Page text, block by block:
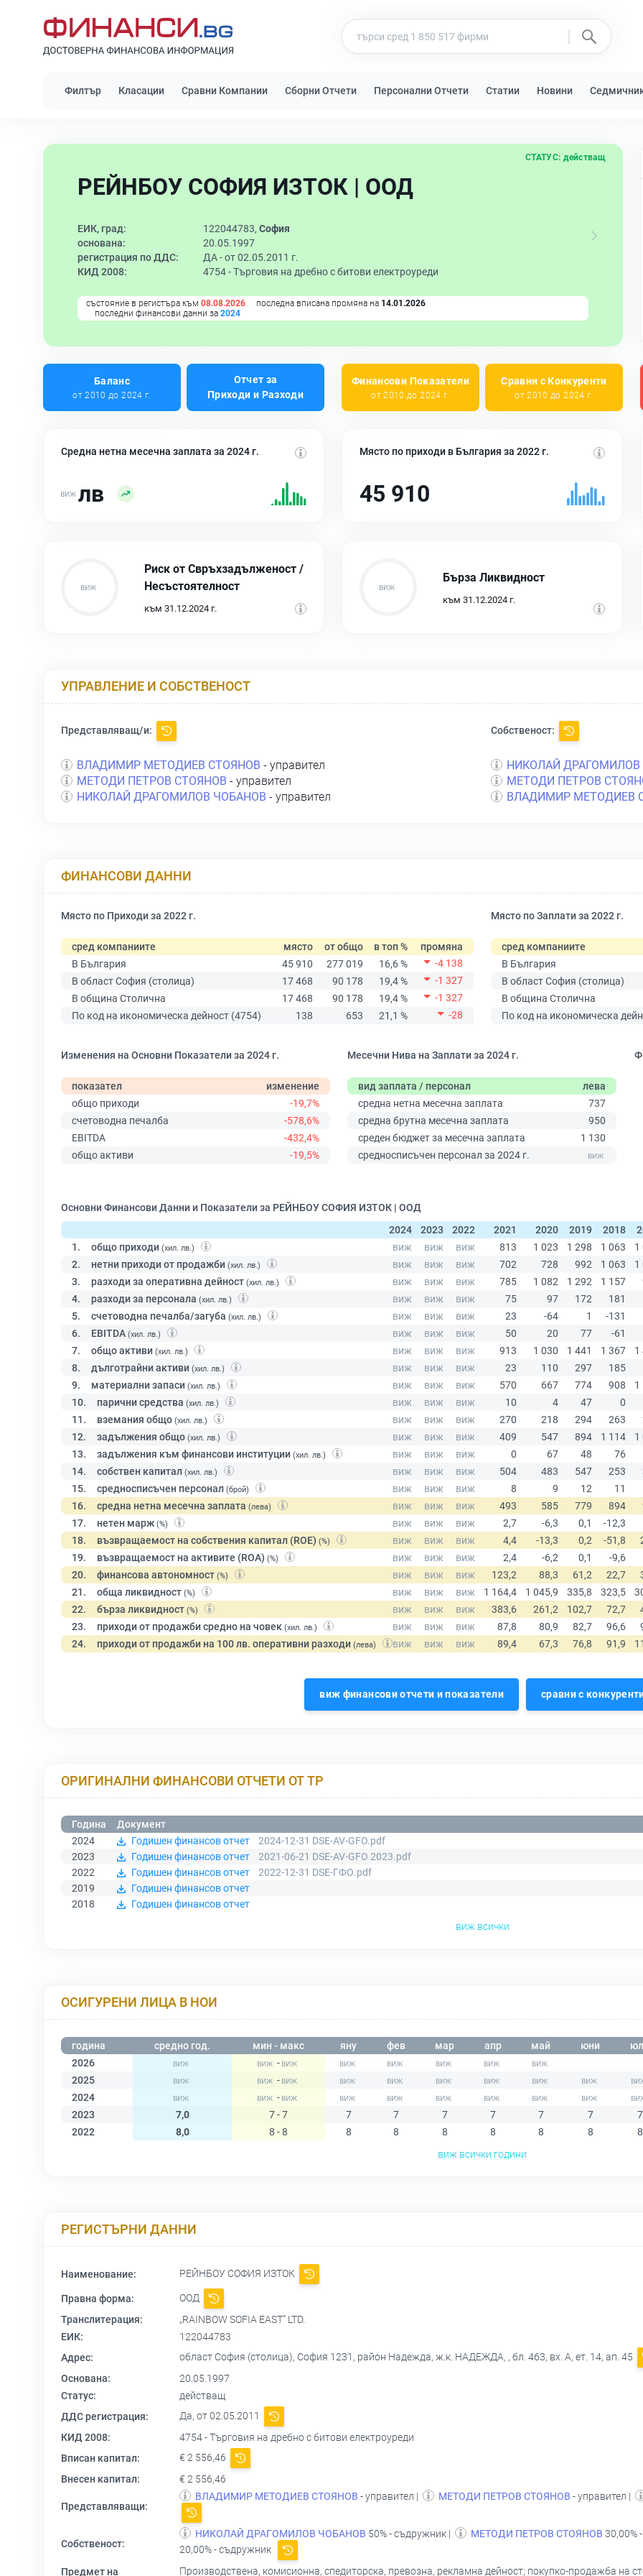
Филтър Класации Сравни Компании Сборни Отчети Персонални Отчети Статии Новини
РЕЙНБОУ СОФИЯ ИЗТОК | ООД
СТАТУС: действащ
ЕИК, град: 122044783, София
основана:
20.05.1997
регистрация по ДДС:
ДА - от 02.05.2011 г.
КИД 2008:
4754 -Търговия на дребно с битови електроуреди
състояние в регистъра към 08.08.2026 последна вписана промяна на 14.01.2026
последни финансови данни за 2024
Баланс
от 2010 до 2024 г.
Отчет за
Приходи и Разходи
Финансови Показатели
от 2010 до 2024 г.
Сравни с Конкуренти
от 2010 до 2024 г.
Средна нетна месечна заплата за 2024 г.
лв
Място по приходи в България за 2022 г.
45 910
Риск от Свръхзадълженост /
Несъстоятелност
към 31.12.2024 г.
Бърза Ликвидност
към 31.12.2024 г.
УПРАВЛЕНИЕ И СОБСТВЕНОСТ
Представляващ/и:
ВЛАДИМИР МЕТОДИЕВ СТОЯНОВ - управител
МЕТОДИ ПЕТРОВ СТОЯНОВ - управител
НИКОЛАЙ ДРАГОМИЛОВ ЧОБАНОВ - управител
Собственост:
НИКОЛАЙ ДРАГОМИЛОВ
МЕТОДИ ПЕТРОВ
ВЛАДИМИР МЕТОДИЕВ
ФИНАНСОВИ ДАННИ
Място по Приходи за 2022 г.
сред компаниите място от общо в топ %
промяна
В България
45 910 277 019 16,6 %
-4 138
В област София (столица)
17 468 90 178 19,4 %
-1 327
В община Столична
17 468 90 178 19,4 %
-1 327
По код на икономическа дейност (4754)
138 653 21,1 % -28
Място по Заплати за 2022 г.
сред компаниите
В България
В област София (столица)
В община Столична
По код на икономическа
Изменения на Основни Показатели за 2024 г.
показател
изменение
общо приходи
-19,7%
счетоводна печалба
-578,6%
EBITDA
-432,4%
общо активи
-19,5%
Месечни Нива на Заплати за 2024 г.
вид заплата / персонал
лева
средна нетна месечна заплата
737
средна брутна месечна заплата
950
среден бюджет за месечна заплата
1 130
средносписъчен персонал за 2024 г.
Основни Финансови Данни и Показатели за РЕЙНБОУ СОФИЯ ИЗТОК | ООД
2024
2023 2022 2021 2020 2019 2018
1.
общо приходи (хил. лв.)
2. нетни приходи от продажби (хил. лв.)
3. разходи за оперативна дейност (хил. лв.)
4. разходи за персонала (хил. лв.)
5. счетоводна печалба/загуба (хил. лв.)
6. EBITDA (хил. лв.)
7. общо активи (хил. лв.)
8. дълготрайни активи (хил. лв.)
9. материални запаси (хил. лв.)
10. парични средства (хил. лв.)
11. вземания общо (хил. лв.)
12. задължения общо (хил. лв.)
13. задължения към финансови институции (хил. лв.)
14. собствен капитал (хил. лв.)
15. средносписъчен персонал (брой)
16. средна нетна месечна заплата (лева)
17. нетен марж (%)
18. възвращаемост на собствения капитал (ROE) (%)
19. възвращаемост на активите (ROA) (%)
20. финансова автономност (%)
21. обща ликвидност (%)
22. бърза ликвидност (%)
23. приходи от продажби средно на човек (хил. лв.)
24. приходи от продажби на 100 лв. оперативни разходи (лева)
виж финансови отчети и показатели сравни с
ОРИГИНАЛНИ ФИНАНСОВИ ОТЧЕТИ ОТ ТР
Година
Документ
2024
Годишен финансов отчет
2024-12-31 DSE-AV-GFO.pdf
2023
Годишен финансов отчет
2021-06-21 DSE-AV-GFO 2023.pdf
2022
Годишен финансов отчет
2022-12-31 DSE-ГФО.pdf
2019
Годишен финансов отчет
2018
Годишен финансов отчет
виж всички
ОСИГУРЕНИ ЛИЦА В НОИ
година средно год. мин - макс яну фев мар апр май юни
2026
-
2025
-
2024
-
2023
7,0 7 - 7 7 7 7 7 7 7
7
2022
8,0 8 - 8 8 8 8 8 8 8
8
виж всички години
РЕГИСТЪРНИ ДАННИ
Наименование: РЕЙНБОУ СОФИЯ ИЗТОК
Правна форма:
ООД
Транслитерация:
„RAINBOW SOFIA EAST” LTD.
ЕИК:
122044783
Адрес:
област София (столица), София 1231, район Надежда, ж.к. НАДЕЖДА, , бл. 463, вх. А, ет. 14, ап. 45
Основана:
20.05.1997
Статус:
действащ
ДДС регистрация:
Да, от 02.05.2011
КИД 2008:
4754 - Търговия на дребно с битови електроуреди
Вписан капитал:
€ 2 556,46
Внесен капитал:
€ 2 556,46
Представляващи:
ВЛАДИМИР МЕТОДИЕВ СТОЯНОВ - управител | МЕТОДИ ПЕТРОВ СТОЯНОВ - управител |
Собственост:
НИКОЛАЙ ДРАГОМИЛОВ ЧОБАНОВ 50% - съдружник | МЕТОДИ ПЕТРОВ СТОЯНОВ 30,00%
20,00% - съдружник
Предмет на
Производствена, комисионна, спедиторска, превозна, рекламна дейност; покупко-продажба на